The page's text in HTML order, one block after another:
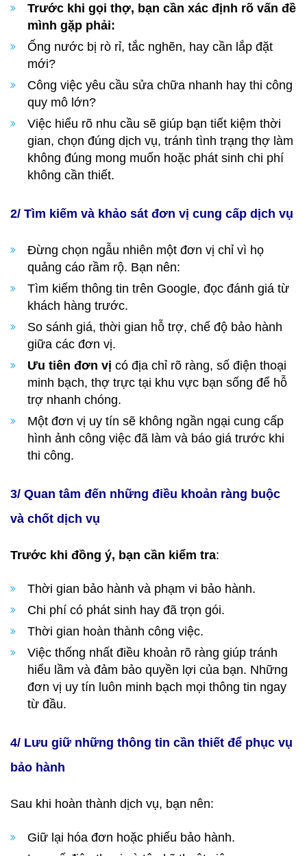
Trước khi gọi thợ, bạn cần xác định rõ vấn đề
mình gặp phải:
Ống nước bị rò rỉ, tắc nghẽn, hay cần lắp đặt
mới?
Công việc yêu cầu sửa chữa nhanh hay thi công
quy mô lớn?
Việc hiểu rõ nhu cầu sẽ giúp bạn tiết kiệm thời
gian, chọn đúng dịch vụ, tránh tình trạng thợ làm
không đúng mong muốn hoặc phát sinh chi phí
không cần thiết.
2/ Tìm kiếm và khảo sát đơn vị cung cấp dịch vụ
Đừng chọn ngẫu nhiên một đơn vị chỉ vì họ
quảng cáo rầm rộ. Bạn nên:
Tìm kiếm thông tin trên Google, đọc đánh giá từ
khách hàng trước.
So sánh giá, thời gian hỗ trợ, chế độ bảo hành
giữa các đơn vị.
Ưu tiên đơn vị có địa chỉ rõ ràng, số điện thoại
minh bạch, thợ trực tại khu vực bạn sống để hỗ
trợ nhanh chóng.
Một đơn vị uy tín sẽ không ngần ngại cung cấp
hình ảnh công việc đã làm và báo giá trước khi
thi công.
3/ Quan tâm đến những điều khoản ràng buộc
và chốt dịch vụ
Trước khi đồng ý, bạn cần kiểm tra:
Thời gian bảo hành và phạm vi bảo hành.
Chi phí có phát sinh hay đã trọn gói.
Thời gian hoàn thành công việc.
Việc thống nhất điều khoản rõ ràng giúp tránh
hiểu lầm và đảm bảo quyền lợi của bạn. Những
đơn vị uy tín luôn minh bạch mọi thông tin ngay
từ đầu.
4/ Lưu giữ những thông tin cần thiết để phục vụ
bảo hành
Sau khi hoàn thành dịch vụ, bạn nên:
Giữ lại hóa đơn hoặc phiếu bảo hành.